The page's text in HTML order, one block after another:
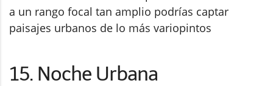
a un rango focal tan amplio podrías captar
paisajes urbanos de lo más variopintos
15. Noche Urbana